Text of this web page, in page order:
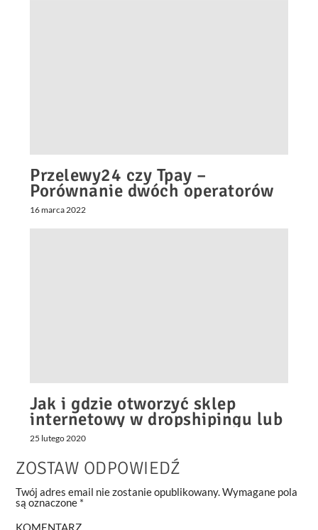
Przelewy24 czy Tpay –
Porównanie dwóch operatorów
16 marca 2022
Jak i gdzie otworzyć sklep
internetowy w dropshipingu lub
tradycyjny?
25 lutego 2020
ZOSTAW ODPOWIEDŹ
Twój adres email nie zostanie opublikowany.Wymagane pola
są oznaczone *
KOMENTARZ